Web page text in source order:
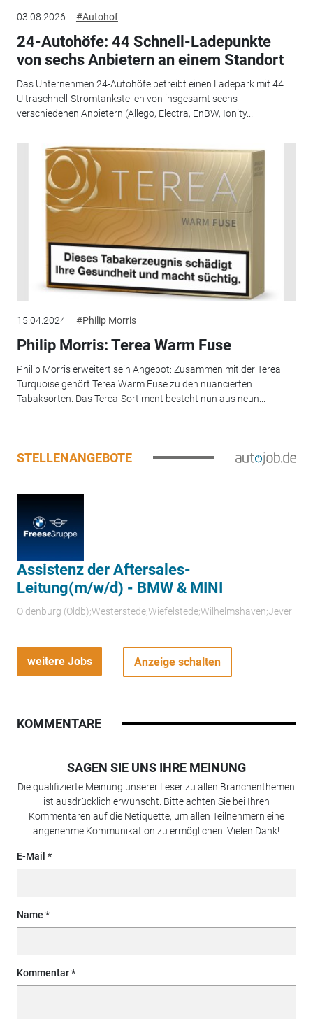
03.08.2026 #Autohof
24-Autohöfe: 44 Schnell-Ladepunkte
von sechs Anbietern an einem Standort
Das Unternehmen 24-Autohöfe betreibt einen Ladepark mit 44
Ultraschnell-Stromtankstellen von insgesamt sechs
verschiedenen Anbietern (Allego, Electra, EnBW, Ionity...
15.04.2024 #Philip Morris
Philip Morris: Terea Warm Fuse
Philip Morris erweitert sein Angebot: Zusammen mit der Terea
Turquoise gehört Terea Warm Fuse zu den nuancierten
Tabaksorten. Das Terea-Sortiment besteht nun aus neun...
STELLENANGEBOTE
Assistenz der Aftersales-
Leitung(m/w/d) - BMW & MINI
Oldenburg (Oldb);Westerstede;Wiefelstede;Wilhelmshaven;Jever
weitere Jobs Anzeige schalten
KOMMENTARE
SAGEN SIE UNS IHRE MEINUNG
Die qualifizierte Meinung unserer Leser zu allen Branchenthemen
ist ausdrücklich erwünscht. Bitte achten Sie bei Ihren
Kommentaren auf die Netiquette, um allen Teilnehmern eine
angenehme Kommunikation zu ermöglichen. Vielen Dank!
E-Mail
Name
Kommentar